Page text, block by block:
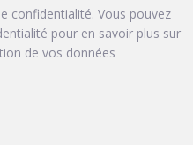
confidentialité. Vous pouvez
pour en savoir plus sur
de vos données